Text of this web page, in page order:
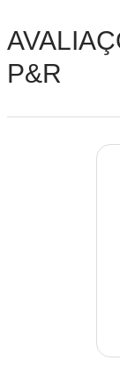
P&R